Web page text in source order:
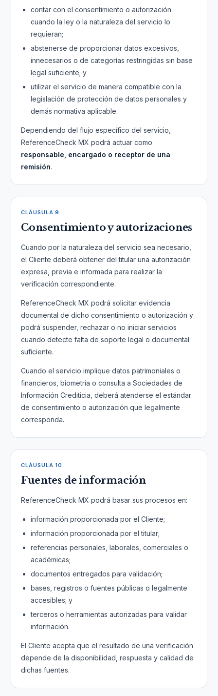
contar con el consentimiento o autorización
cuando la ley o la naturaleza del servicio lo
requieran;
abstenerse de proporcionar datos excesivos,
innecesarios o de categorías restringidas sin base
legal suficiente; y
utilizar el servicio de manera compatible con la
legislación de protección de datos personales y
demás normativa aplicable.
Dependiendo del flujo específico del servicio,
ReferenceCheck MX podrá actuar como
responsable, encargado o receptor de una
remisión.
CLÁUSULA 9
Consentimiento y autorizaciones
Cuando por la naturaleza del servicio sea necesario,
el Cliente deberá obtener del titular una autorización
expresa, previa e informada para realizar la
verificación correspondiente.
ReferenceCheck MX podrá solicitar evidencia
documental de dicho consentimiento o autorización y
podrá suspender, rechazar o no iniciar servicios
cuando detecte falta de soporte legal o documental
suficiente.
Cuando el servicio implique datos patrimoniales o
financieros, biometría o consulta a Sociedades de
Información Crediticia, deberá atenderse el estándar
de consentimiento o autorización que legalmente
corresponda.
CLÁUSULA 10
Fuentes de información
ReferenceCheck MX podrá basar sus procesos en:
información proporcionada por el Cliente;
información proporcionada por el titular;
referencias personales, laborales, comerciales o
académicas;
documentos entregados para validación;
bases, registros o fuentes públicas o legalmente
accesibles; y
terceros o herramientas autorizadas para validar
información.
El Cliente acepta que el resultado de una verificación
depende de la disponibilidad, respuesta y calidad de
dichas fuentes.